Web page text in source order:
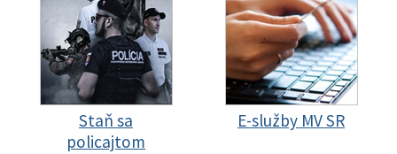
Staň sa
policajtom
E-služby MV SR